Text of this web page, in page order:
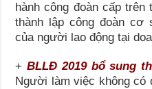
hành công đoàn cấp
thành lập công đoàn
của người lao động tại
+ BLLĐ 2019 bổ sung
Người làm việc không có